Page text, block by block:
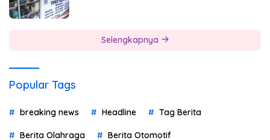
Selengkapnya
Popular Tags
breaking news Headline Tag Berita
Berita Olahraga Berita Otomotif